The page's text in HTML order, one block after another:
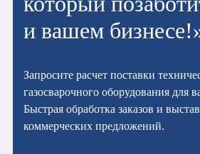
и вашем
Запросите расчет поставки
газосварочного оборудования для
Быстрая обработка заказов и
коммерческих предложений.